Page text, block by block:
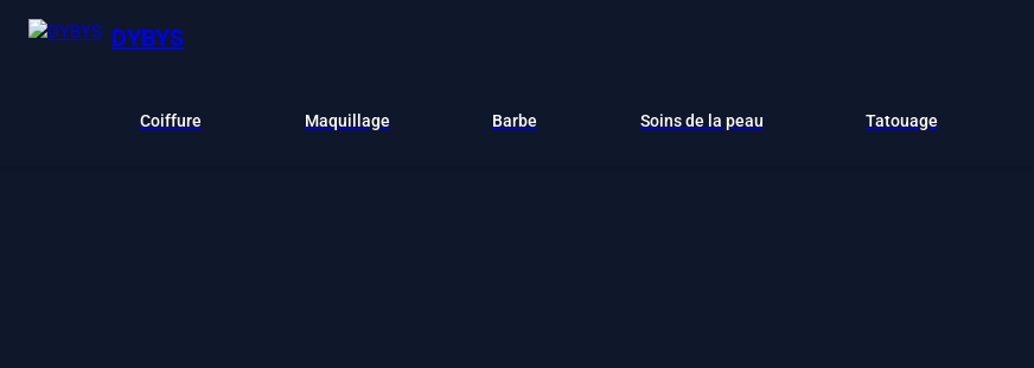
DYBYS
Coiffure Maquillage Barbe Soins de la peau Tatouage